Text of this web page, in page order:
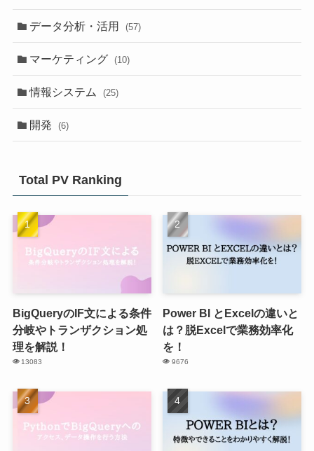
データ分析・活用 (57)
マーケティング (10)
情報システム (25)
開発 (6)
Total PV Ranking
BigQueryのIF文による条件
分岐やトランザクション処
理を解説！
13083
Power BI とExcelの違いと
は？脱Excelで業務効率化
を！
9676